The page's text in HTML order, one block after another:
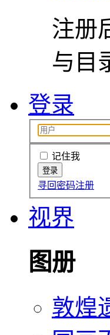
注册
与目
登录
记住我
寻回密码注册
视界
图册
敦煌